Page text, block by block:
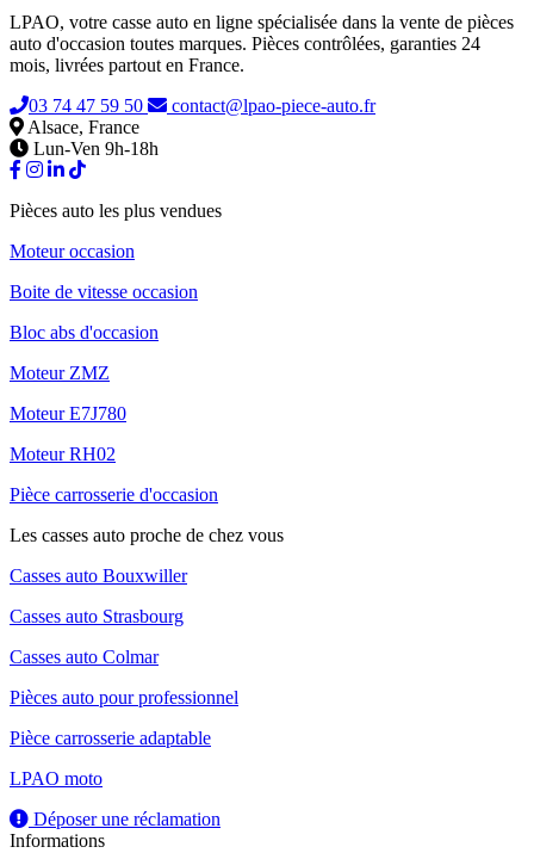
LPAO, votre casse auto en ligne spécialisée dans la vente de pièces
auto d'occasion toutes marques. Pièces contrôlées, garanties 24
mois, livrées partout en France.
03 74 47 59 50
contact@lpao-piece-auto.fr
Alsace, France
Lun-Ven 9h-18h
Pièces auto les plus vendues
Moteur occasion
Boite de vitesse occasion
Bloc abs d'occasion
Moteur ZMZ
Moteur E7J780
Moteur RH02
Pièce carrosserie d'occasion
Les casses auto proche de chez vous
Casses auto Bouxwiller
Casses auto Strasbourg
Casses auto Colmar
Pièces auto pour professionnel
Pièce carrosserie adaptable
LPAO moto
Déposer une réclamation
Informations